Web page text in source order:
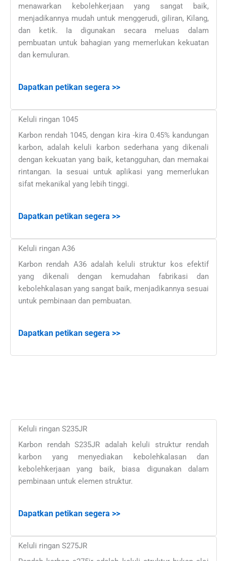
menawarkan kebolehkerjaan yang sangat baik,
menjadikannya mudah untuk menggerudi, giliran, Kilang,
dan ketik. Ia digunakan secara meluas dalam
pembuatan untuk bahagian yang memerlukan kekuatan
dan kemuluran.
Dapatkan petikan segera >>
Keluli ringan 1045
Karbon rendah 1045, dengan kira -kira 0.45% kandungan
karbon, adalah keluli karbon sederhana yang dikenali
dengan kekuatan yang baik, ketangguhan, dan memakai
rintangan. Ia sesuai untuk aplikasi yang memerlukan
sifat mekanikal yang lebih tinggi.
Dapatkan petikan segera >>
Keluli ringan A36
Karbon rendah A36 adalah keluli struktur kos efektif
yang dikenali dengan kemudahan fabrikasi dan
kebolehkalasan yang sangat baik, menjadikannya sesuai
untuk pembinaan dan pembuatan.
Dapatkan petikan segera >>
Keluli ringan S235JR
Karbon rendah S235JR adalah keluli struktur rendah
karbon yang menyediakan kebolehkalasan dan
kebolehkerjaan yang baik, biasa digunakan dalam
pembinaan untuk elemen struktur.
Dapatkan petikan segera >>
Keluli ringan S275JR